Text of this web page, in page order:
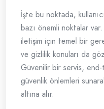
İşte bu noktada,
bazı önemli noktalar
iletişim için temel bir
ve gizlilik konuları da
Güvenilir bir servis,
güvenlik önlemleri
altına alır.